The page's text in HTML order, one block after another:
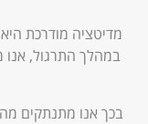
מדיטציה מודרכת
במהלך התרגול,
בכך אנו מתנתקים